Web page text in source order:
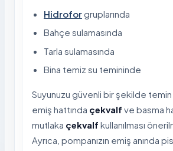
Hidrofor gruplarında
Bahçe sulamasında
Tarla sulamasında
Bina temiz su temininde
Suyunuzu güvenli bir şekilde
emiş hattında çekvalf ve basma
mutlaka çekvalf kullanılması
Ayrıca, pompanızın emiş anında